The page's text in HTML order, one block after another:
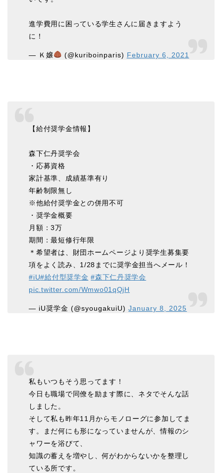
進学費用に困っている学生さんに届きますよう
に！
— Ｋ嬢 (@kuriboinparis) February 6, 2021
【給付奨学金情報】
森下仁丹奨学会
・応募資格
家計基準、成績基準有り
年齢制限無し
※他給付奨学金との併用不可
・奨学金概要
月額：3万
期間：最短修行年限
＊希望者は、財団ホームページより奨学生募集要
項をよく読み、1/28までに奨学金担当へメール！
#iU#給付型奨学金 #森下仁丹奨学会
pic.twitter.com/Wmwo01qQjH
— iU奨学金 (@syougakuiU)January 8, 2025
私もいつもそう思ってます！
今日も職場で同僚を励ます際に、ネタでそんな話
しました。
そして私も昨年11月からモノローグに参加してま
す。まだ何にも形になっていませんが、情報のシ
ャワーを浴びて、
知識の蓄えを増やし、何がわからないかを整理し
ている所です。